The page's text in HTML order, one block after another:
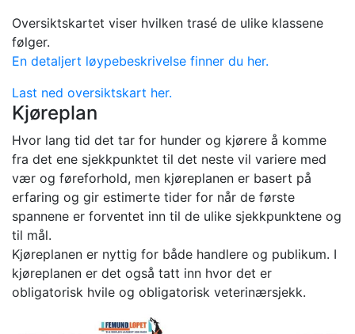
Oversiktskartet viser hvilken trasé de ulike klassene
følger.
En detaljert løypebeskrivelse finner du her.
Last ned oversiktskart her.
Kjøreplan
Hvor lang tid det tar for hunder og kjørere å komme
fra det ene sjekkpunktet til det neste vil variere med
vær og føreforhold, men kjøreplanen er basert på
erfaring og gir estimerte tider for når de første
spannene er forventet inn til de ulike sjekkpunktene og
til mål.
Kjøreplanen er nyttig for både handlere og publikum. I
kjøreplanen er det også tatt inn hvor det er
obligatorisk hvile og obligatorisk veterinærsjekk.